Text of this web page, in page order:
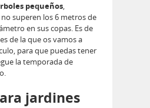
pequeños,
superen los 6 metros de
en sus copas. Es de
de la que os vamos a
para que puedas tener
la temporada de
jardines